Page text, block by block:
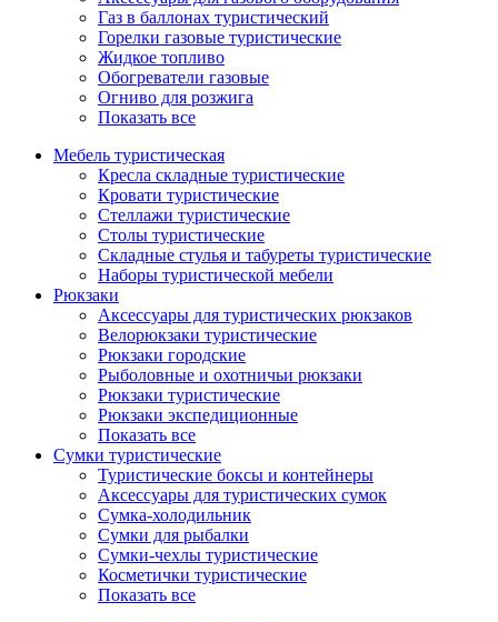
Газ в баллонах туристический
Горелки газовые туристические
Жидкое топливо
Обогреватели газовые
Огниво для розжига
Показать все
Мебель туристическая
Кресла складные туристические
Кровати туристические
Стеллажи туристические
Столы туристические
Складные стулья и табуреты туристические
Наборы туристической мебели
Рюкзаки
Аксессуары для туристических рюкзаков
Велорюкзаки туристические
Рюкзаки городские
Рыболовные и охотничьи рюкзаки
Рюкзаки туристические
Рюкзаки экспедиционные
Показать все
Сумки туристические
Туристические боксы и контейнеры
Аксессуары для туристических сумок
Сумка-холодильник
Сумки для рыбалки
Сумки-чехлы туристические
Косметички туристические
Показать все